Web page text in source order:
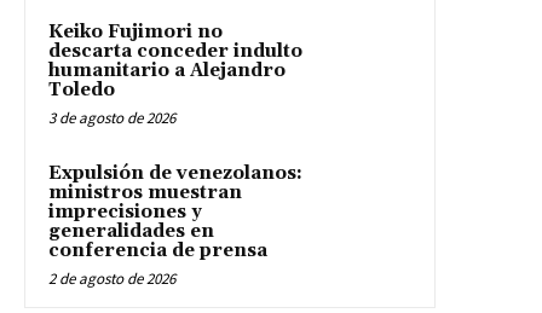
Keiko Fujimori no
descarta conceder indulto
humanitario a Alejandro
Toledo
3 de agosto de 2026
Expulsión de venezolanos:
ministros muestran
imprecisiones y
generalidades en
conferencia de prensa
2 de agosto de 2026